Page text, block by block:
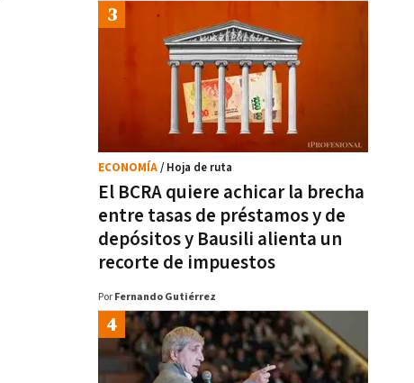
El BCRA quiere achicar la brecha
entre tasas de préstamos y de
depósitos y Bausili alienta un
recorte de impuestos
ECONOMÍA/ Hoja de ruta
Por Fernando Gutiérrez